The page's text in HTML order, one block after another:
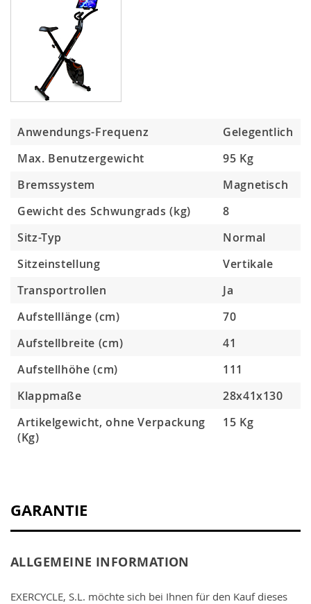
Anwendungs-Frequenz
Gelegentlich
Max. Benutzergewicht
95 Kg
Bremssystem
Magnetisch
Gewicht des Schwungrads (kg)
8
Sitz-Typ
Normal
Sitzeinstellung
Vertikale
Transportrollen
Ja
Aufstelllänge (cm)
70
Aufstellbreite (cm)
41
Aufstellhöhe (cm)
111
Klappmaße
28x41x130
Artikelgewicht, ohne Verpackung
(Kg)
15 Kg
GARANTIE
ALLGEMEINE INFORMATION
EXERCYCLE, S.L. möchte sich bei Ihnen für den Kauf dieses